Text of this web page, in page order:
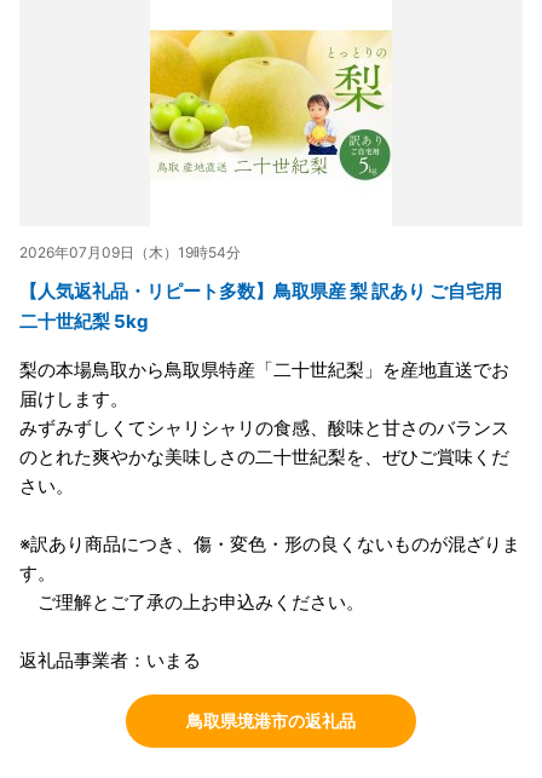
2026年07月09日（木）19時54分
【人気返礼品・リピート多数】鳥取県産 梨 訳あり ご自宅用
二十世紀梨 5kg
梨の本場鳥取から鳥取県特産「二十世紀梨」を産地直送でお
届けします。
みずみずしくてシャリシャリの食感、酸味と甘さのバランス
のとれた爽やかな美味しさの二十世紀梨を、ぜひご賞味くだ
さい。
※訳あり商品につき、傷・変色・形の良くないものが混ざりま
す。
ご理解とご了承の上お申込みください。
返礼品事業者：いまる
鳥取県境港市の返礼品